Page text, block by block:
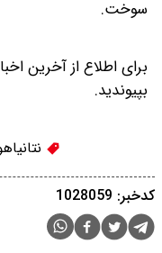
سوخت.
برای اطلاع از آخرین
بپیوندید.
کدخبر: 1028059